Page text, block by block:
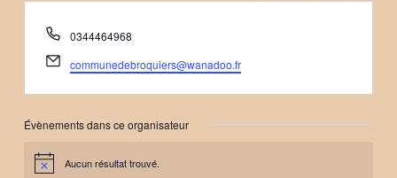
Téléphone
0344464968
communedebroquiers@wanadoo.fr
Évènements dans ce organisateur
Notice Aucun résultat trouvé.